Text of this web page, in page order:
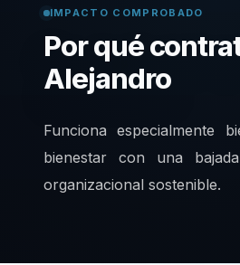
IMPACTO COMPROBADO
Por qué
Alejandro
Funciona especialmente
bienestar con una
organizacional sostenible.